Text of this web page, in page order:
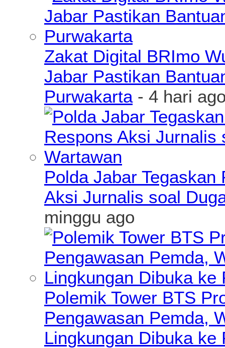
Zakat Digital BRImo
Jabar Pastikan
Purwakarta- 4 hari
Polda Jabar
Aksi Jurnalis soal
minggu ago
Polemik Tower BTS
Pengawasan Pemda,
Lingkungan Dibuka ke